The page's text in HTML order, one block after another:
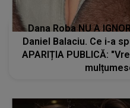
Dana Roba NU A
Daniel Balaciu. Ce i-a
APARIȚIA PUBLICĂ: